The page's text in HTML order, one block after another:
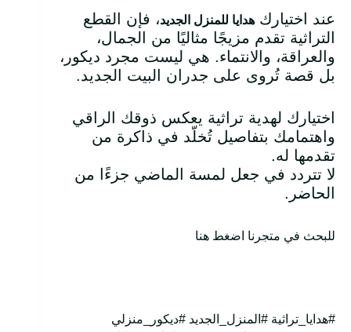
عند اختيارك هدايا للمنزل الجديد، فإن القطع
التراثية تقدم مزيجًا مثاليًا من الجمال،
والعراقة، والانتماء. هي ليست مجرد ديكور،
بل قصة تُروى على جدران البيت الجديد.
اختيارك لهدية تراثية يعكس ذوقك الراقي
واهتمامك بتفاصيل تُخلّد في ذاكرة من
تقدمها له.
لا تتردد في جعل لمسة الماضي جزءًا من
الحاضر.
للبحث في متجرنا اضغط هنا
#هدايا_تراثية #المنزل_الجديد #ديكور_منزلي